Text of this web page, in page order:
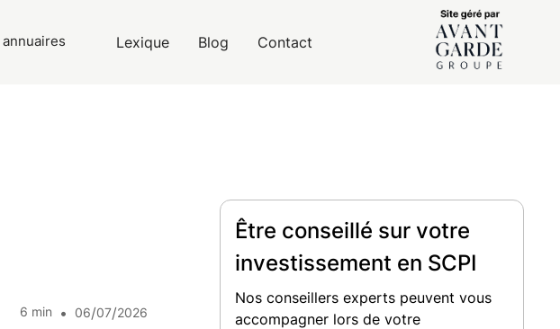
Lexique Blog Contact
6 min • 06/07/2026
Être conseillé sur votre
investissement en SCPI
Nos conseillers experts peuvent vous
accompagner lors de votre